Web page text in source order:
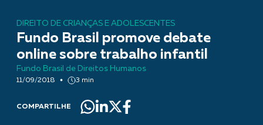
DIREITO DE CRIANÇAS E ADOLESCENTES
Fundo Brasil promove debate
online sobre trabalho infantil
Fundo Brasil de Direitos Humanos
11/09/2018 3 min
COMPARTILHE